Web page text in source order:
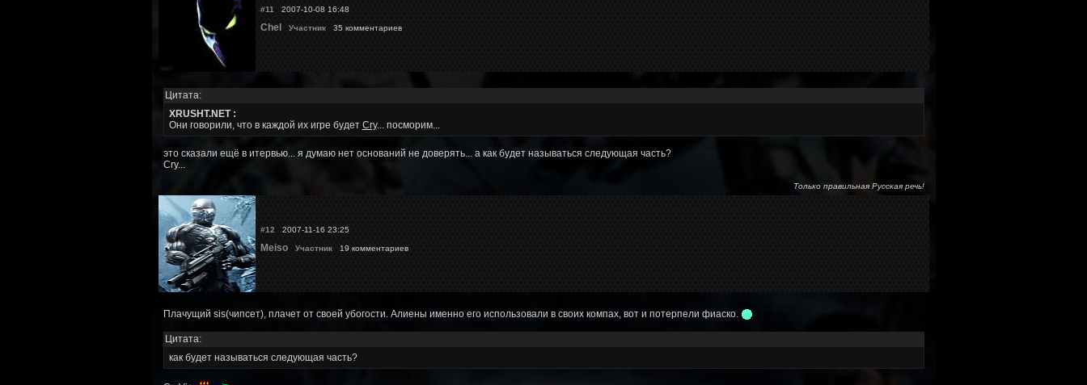
#11 2007-10-08 16:48
Chel Участник35 комментариев
Цитата:
XRUSHT.NET :
Они говорили, что в каждой их игре будет Cry... посморим...
это сказали ещё в итервью... я думаю нет оснований не доверять... а как будет называться следующая часть?
Cry...
Только правильная Русская речь!
#12 2007-11-16 23:25
Meiso Участник19 комментариев
Плачущий sis(чипсет), плачет от своей убогости. Алиены именно его использовали в своих компах, вот и потерпели фиаско.
Цитата:
как будет называться следующая часть?